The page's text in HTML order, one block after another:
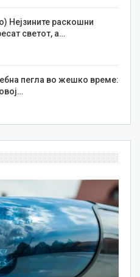
Нејзините раскошни
светот, а…
пегла во жешко време: